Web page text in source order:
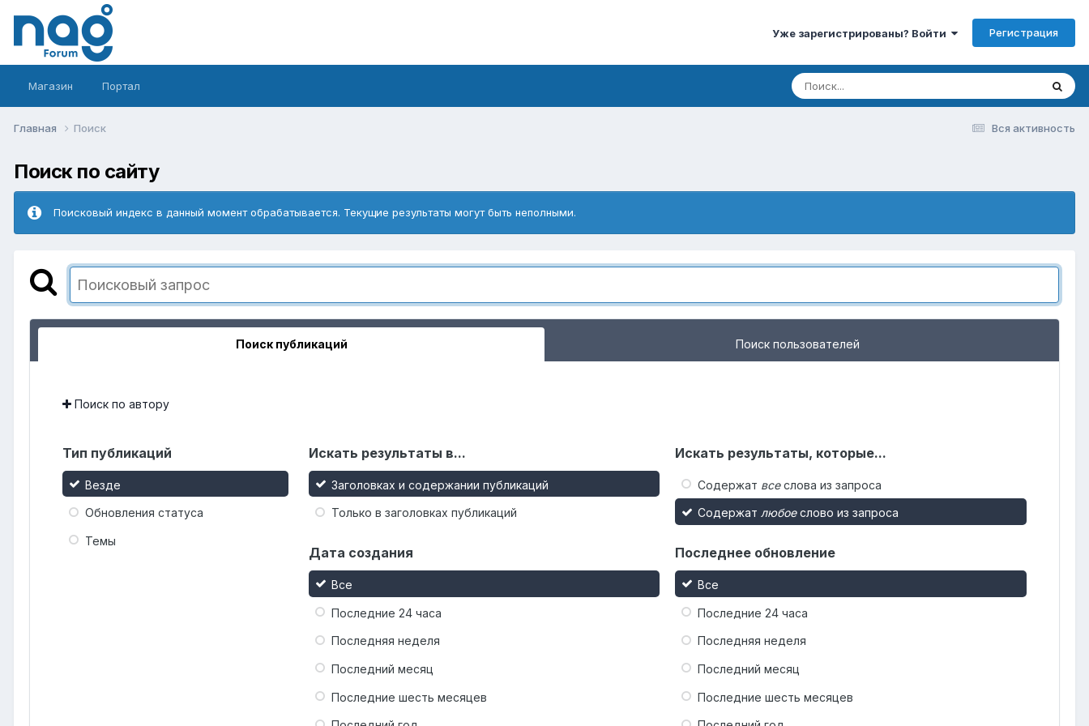
Уже зарегистрированы? Войти Регистрация
Магазин Портал
Вся активность
Главная Поиск
Поиск по сайту
Поисковый индекс в данный момент обрабатывается. Текущие результаты могут быть неполными.
Поиск публикаций Поиск пользователей
Поиск по автору
Тип публикаций
Везде
Обновления статуса
Темы
Искать результаты в...
Заголовках и содержании публикаций
Только в заголовках публикаций
Искать результаты, которые...
Содержат всеслова из запроса
Содержат любоеслово из запроса
Дата создания
Все
Последние 24 часа
Последняя неделя
Последний месяц
Последние шесть месяцев
Последнее обновление
Все
Последние 24 часа
Последняя неделя
Последний месяц
Последние шесть месяцев